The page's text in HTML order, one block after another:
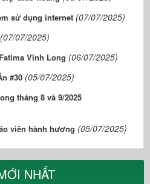
sử dụng internet (07/07/2025)
(07/07/2025)
Vĩnh Long (06/07/2025)
#30 (05/07/2025)
tháng 8 và 9/2025
viên hành hương (05/07/2025)
NHẤT